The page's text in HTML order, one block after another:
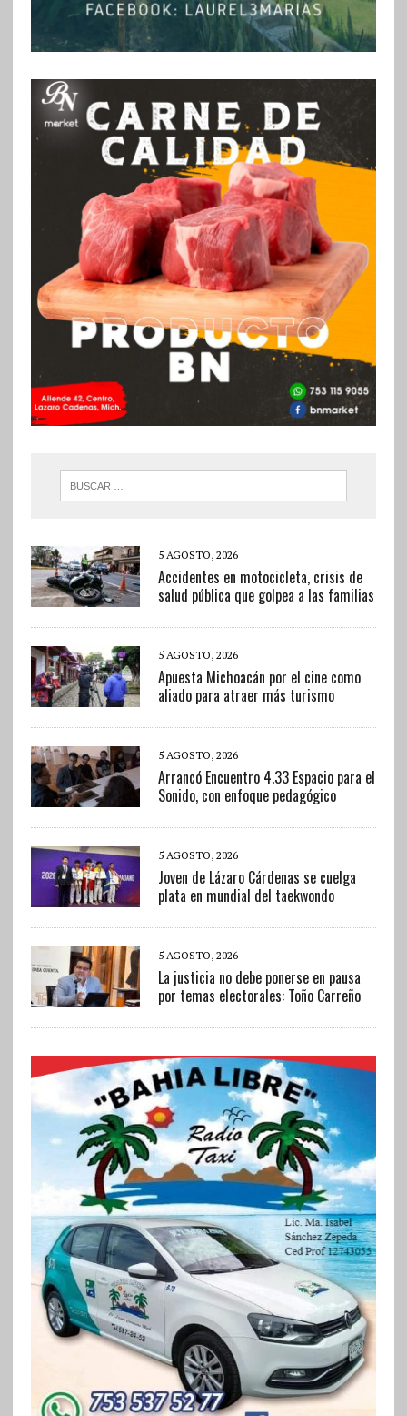
5 AGOSTO, 2026
Accidentes en motocicleta, crisis de
salud pública que golpea a las familias
5 AGOSTO, 2026
Apuesta Michoacán por el cine como
aliado para atraer más turismo
5 AGOSTO, 2026
Arrancó Encuentro 4.33 Espacio para el
Sonido, con enfoque pedagógico
5 AGOSTO, 2026
Joven de Lázaro Cárdenas se cuelga
plata en mundial del taekwondo
5 AGOSTO, 2026
La justicia no debe ponerse en pausa
por temas electorales: Toño Carreño